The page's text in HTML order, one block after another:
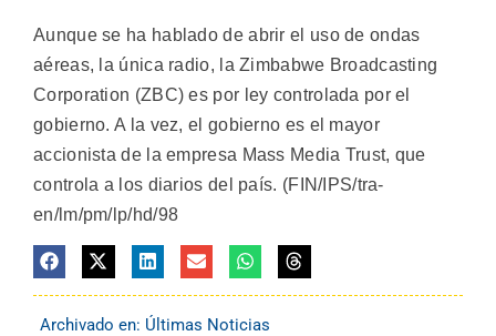
Aunque se ha hablado de abrir el uso de ondas
aéreas, la única radio, la Zimbabwe Broadcasting
Corporation (ZBC) es por ley controlada por el
gobierno. A la vez, el gobierno es el mayor
accionista de la empresa Mass Media Trust, que
controla a los diarios del país. (FIN/IPS/tra-
en/lm/pm/lp/hd/98
Archivado en: Últimas Noticias